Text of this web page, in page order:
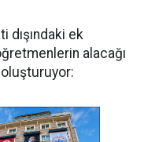
dışındaki ek
alacağı